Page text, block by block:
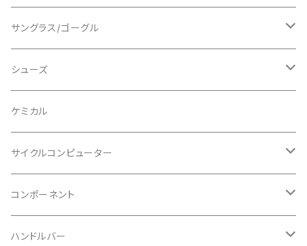
AVID/アヴィド
BAR MITTS/バーミッツ
BAZOOKA/バズーカ
BBB/ビービービー
BELL/ベル
BIKEHAND/バイクハンド
ショートスリーブ
ショーツ
ビブタイプ
パンツ / タイツ
上下セット
グローブ
指切り
フルフィンガー
ソックス
シューズカバー
ニー/膝
その他
ロード
マウンテンバイク
フルフェイス
キッズ
サングラス/ゴーグル
アクセサリー
シューズ
ロード
グラベル
マウンテンバイク
フラットペダル用
インソール
ケミカル
サイクルコンピューター
ヘッドユニット
センサー
コンポーネント
カセットスプロケット
ハンドルバー